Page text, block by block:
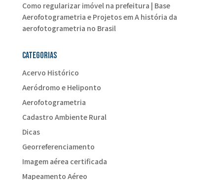
Como regularizar imóvel na prefeitura | Base
Aerofotogrametria e ProjetosemA história da
aerofotogrametria no Brasil
Categorias
Acervo Histórico
Aeródromo e Heliponto
Aerofotogrametria
Cadastro Ambiente Rural
Dicas
Georreferenciamento
Imagem aérea certificada
Mapeamento Aéreo